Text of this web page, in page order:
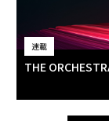
連載
THE